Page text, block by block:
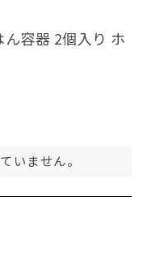
容器 2個入り ホ
いません。